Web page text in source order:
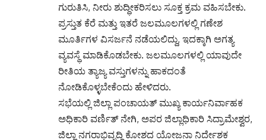
ಗುರುತಿಸಿ, ನೀರು ಶುದ್ಧೀಕರಿಸಲು ಸೂಕ್ತ ಕ್ರಮ ವಹಿಸಬೇಕು.
ಪ್ರಸ್ತುತ ಕೆರೆ ಮತ್ತು ಇತರೆ ಜಲಮೂಲಗಳಲ್ಲಿ ಗಣೇಶ
ಮೂರ್ತಿಗಳ ವಿಸರ್ಜನೆ ನಡೆಯಲಿದ್ದು, ಇದಕ್ಕಾಗಿ ಅಗತ್ಯ
ವ್ಯವಸ್ಥೆ ಮಾಡಿಕೊಡಬೇಕು. ಜಲಮೂಲಗಳಲ್ಲಿ ಯಾವುದೇ
ರೀತಿಯ ತ್ಯಾಜ್ಯ ವಸ್ತುಗಳನ್ನು ಹಾಕದಂತೆ
ನೋಡಿಕೊಳ್ಳಬೇಕೆಂದು ಹೇಳಿದರು.
ಸಭೆಯಲ್ಲಿ ಜಿಲ್ಲಾ ಪಂಚಾಯತ್ ಮುಖ್ಯ ಕಾರ್ಯನಿರ್ವಾಹಕ
ಅಧಿಕಾರಿ ವರ್ಣಿತ್ ನೇಗಿ, ಅಪರ ಜಿಲ್ಲಾಧಿಕಾರಿ ಸಿದ್ರಾಮೇಶ್ವರ,
ಜಿಲ್ಲಾ ನಗರಾಭಿವೃದ್ಧಿ ಕೋಶದ ಯೋಜನಾ ನಿರ್ದೇಶಕ